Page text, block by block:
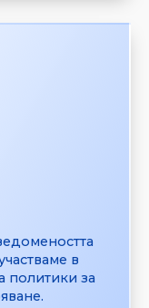
в
политики за